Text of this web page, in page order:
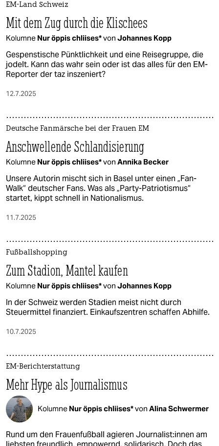
EM-Land Schweiz
Mit dem Zug durch die Klischees
Kolumne Nur öppis chliises*von Johannes Kopp
Gespenstische Pünktlichkeit und eine Reisegruppe, die
jodelt. Kann das wahr sein oder ist das alles für den EM-
Reporter der taz inszeniert?
12.7.2025
Deutsche Fanmärsche bei der Frauen EM
Anschwellende Schlandisierung
Kolumne Nur öppis chliises*von Annika Becker
Unsere Autorin mischt sich in Basel unter einen „Fan-
Walk“ deutscher Fans. Was als „Party-Patriotismus“
startet, kippt schnell in Nationalismus.
11.7.2025
Fußballshopping
Zum Stadion, Mantel kaufen
Kolumne Nur öppis chliises*von Johannes Kopp
In der Schweiz werden Stadien meist nicht durch
Steuermittel finanziert. Einkaufszentren schaffen Abhilfe.
10.7.2025
EM-Berichterstattung
Mehr Hype als Journalismus
Kolumne Nur öppis chliises*von Alina Schwermer
Rund um den Frauenfußball agieren Jour­na­lis­t:in­nen am